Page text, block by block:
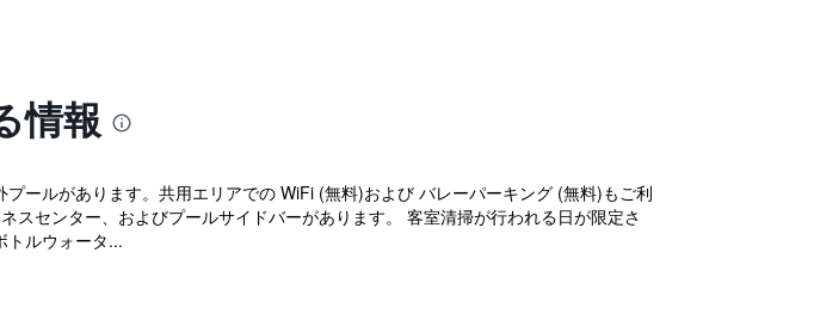
情報
ールがあります。共用エリアでの WiFi (無料)および バレーパーキング (無料)もご利
センター、およびプールサイドバーがあります。 客室清掃が行われる日が限定さ
トルウォータ...